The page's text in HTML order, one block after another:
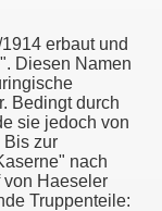
erbaut und
Diesen Namen
Bedingt durch
sie jedoch von
Bis zur
nach
Haeseler
Truppenteile: